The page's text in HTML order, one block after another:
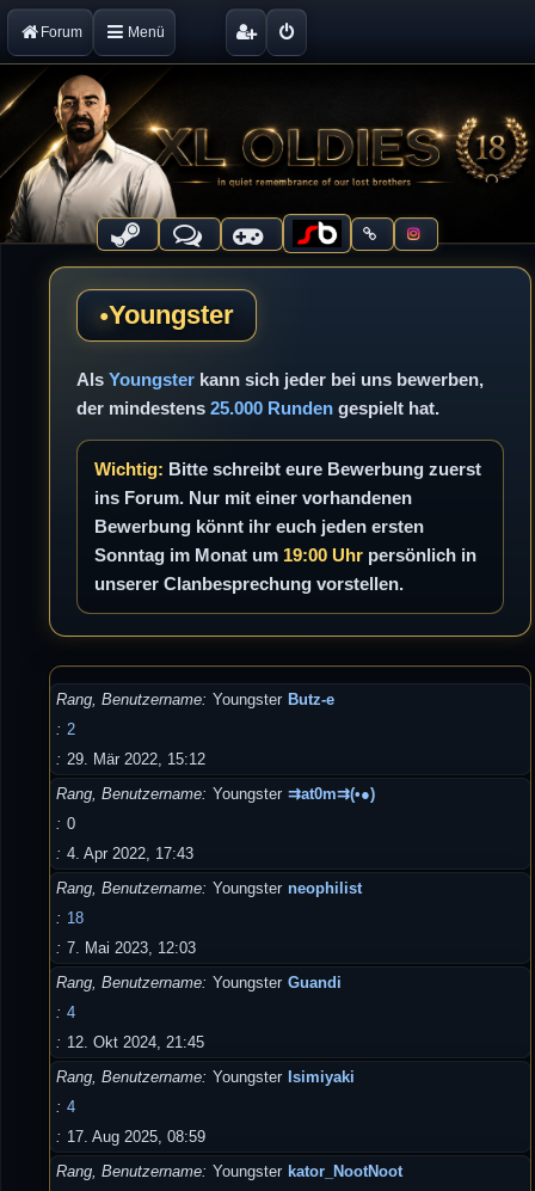
Forum Menü
Youngster
AlsYoungster kann sich jeder bei uns bewerben,
der mindestens25.000 Runden gespielt hat.
Wichtig: Bitte schreibt eure Bewerbung zuerst
ins Forum. Nur mit einer vorhandenen
Bewerbung könnt ihr euch jeden ersten
Sonntag im Monat um 19:00 Uhr persönlich in
unserer Clanbesprechung vorstellen.
Rang, Benutzername Youngster Butz-e
2
29. Mär 2022, 15:12
Rang, Benutzername Youngster ⇉at0m⇉(•●)
0
4. Apr 2022, 17:43
Rang, Benutzername Youngster neophilist
18
7. Mai 2023, 12:03
Rang, Benutzername Youngster Guandi
4
12. Okt 2024, 21:45
Rang, Benutzername Youngster Isimiyaki
4
17. Aug 2025, 08:59
Rang, Benutzername Youngster kator_NootNoot